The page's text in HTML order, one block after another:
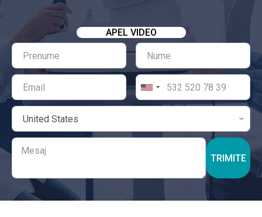
APEL VIDEO
TRIMITE